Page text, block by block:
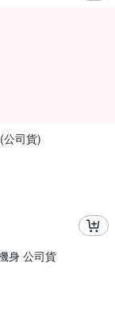
司貨)
身 公司貨